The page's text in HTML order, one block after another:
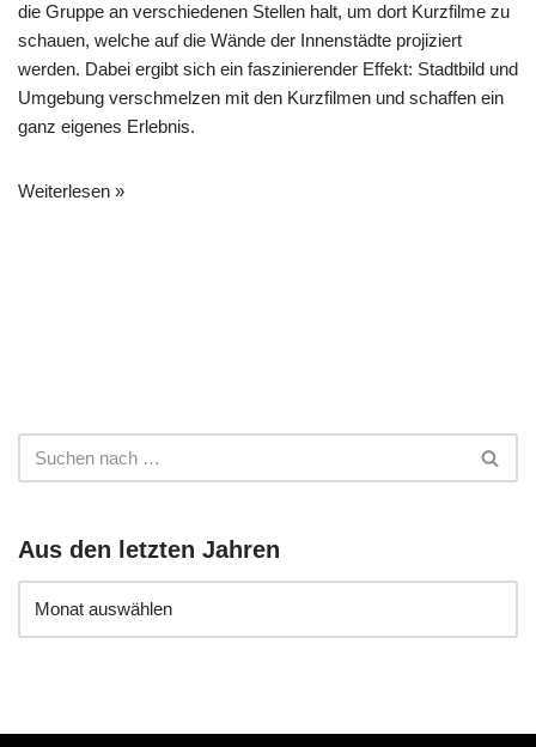
die Gruppe an verschiedenen Stellen halt, um dort Kurzfilme zu
schauen, welche auf die Wände der Innenstädte projiziert
werden. Dabei ergibt sich ein faszinierender Effekt: Stadtbild und
Umgebung verschmelzen mit den Kurzfilmen und schaffen ein
ganz eigenes Erlebnis.
Weiterlesen »
Aus den letzten Jahren